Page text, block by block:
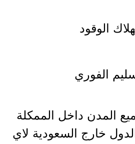
الوقود
الفوري
المدن داخل الممكلة
خارج السعودية لاي